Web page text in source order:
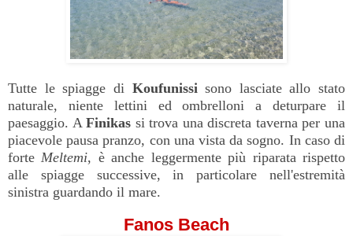
Tutte le spiagge di Koufunissisono lasciate allo stato
naturale, niente lettini ed ombrelloni a deturpare il
paesaggio. AFinikas si trova una discreta taverna per una
piacevole pausa pranzo, con una vista da sogno. In caso di
forteMeltemi, è anche leggermente più riparata rispetto
alle spiagge successive, in particolare nell'estremità
sinistra guardando il mare.
Fanos Beach